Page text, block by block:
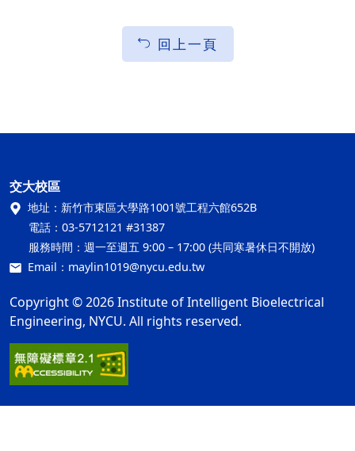
回上一頁
交大校區
地址： 新竹市東區大學路1001號工程六館652B
電話： 03-5712121 #31387
服務時間： 週一至週五 9:00 – 17:00 (共同寒暑休日不開放)
Email： maylin1019@nycu.edu.tw
Copyright © 2026 Institute of Intelligent Bioelectrical
Engineering, NYCU. All rights reserved.